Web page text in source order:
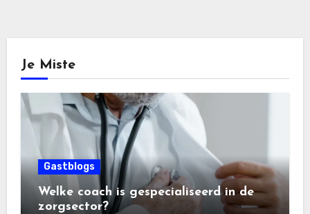
Je Miste
Gastblogs
Welke coach is gespecialiseerd in de
zorgsector?